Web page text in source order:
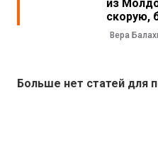
из
скорую,
Вера
Больше нет статей для